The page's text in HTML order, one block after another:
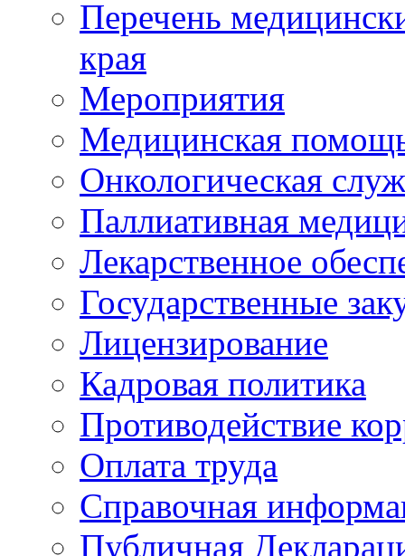
Перечень
края
Мероприятия
Медицинская
Онкологическая
Паллиативная
Лекарственное
Государственные
Лицензирование
Кадровая политика
Противодействие
Оплата труда
Справочная
Публичная